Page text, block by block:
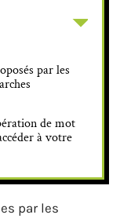
par les
de mot
à votre
par les